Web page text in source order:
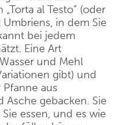
al Testo“ (oder
Umbriens, in dem Sie
bei jedem
Eine Art
und Mehl
gibt) und
Pfanne aus
Asche gebacken. Sie
essen, und es wie